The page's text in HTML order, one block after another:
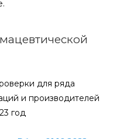
для ряда
и производителей
год